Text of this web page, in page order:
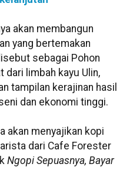
akan membangun
yang bertemakan
sebagai Pohon
dari limbah kayu Ulin,
tampilan kerajinan hasil
dan ekonomi tinggi.
akan menyajikan kopi
dari Cafe Forester
Ngopi Sepuasnya, Bayar